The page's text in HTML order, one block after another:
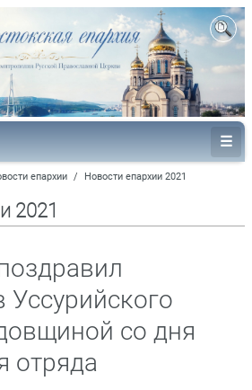
епархии / Новости епархии 2021
2021
Уссурийского
со дня
отряда